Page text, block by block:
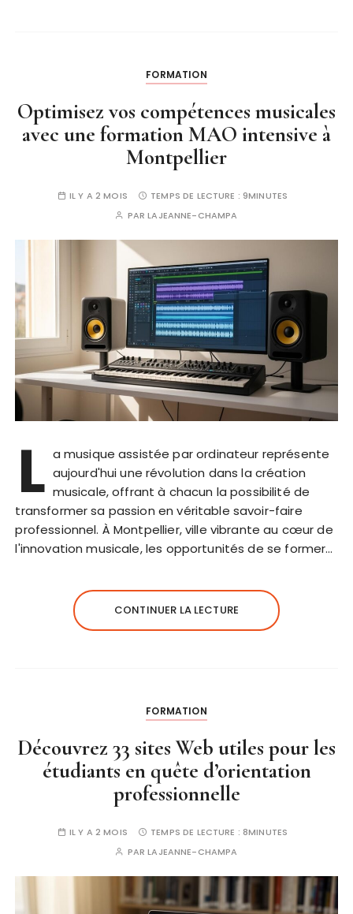
FORMATION
Optimisez vos compétences musicales
avec une formation MAO intensive à
Montpellier
IL Y A 2 MOIS TEMPS DE LECTURE : 9MINUTES
PARLAJEANNE-CHAMPA
L a musique assistée par ordinateur représente
aujourd'hui une révolution dans la création
musicale, offrant à chacun la possibilité de
transformer sa passion en véritable savoir-faire
professionnel. À Montpellier, ville vibrante au cœur de
l'innovation musicale, les opportunités de se former…
CONTINUER LA LECTURE
FORMATION
Découvrez 33 sites Web utiles pour les
étudiants en quête d’orientation
professionnelle
IL Y A 2 MOIS TEMPS DE LECTURE :8MINUTES
PARLAJEANNE-CHAMPA